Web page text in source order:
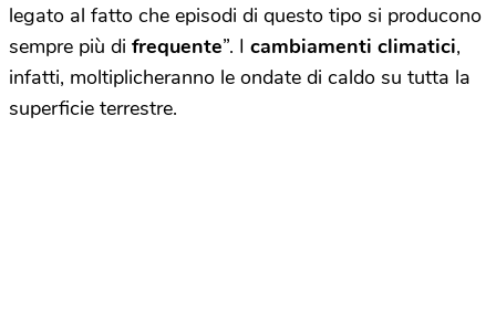
legato al fatto che episodi di questo tipo si producono
sempre più di frequente”. I cambiamenti climatici,
infatti, moltiplicheranno le ondate di caldo su tutta la
superficie terrestre.